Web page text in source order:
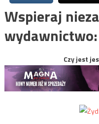
Wspieraj
wydawnictwo:
Czy jest